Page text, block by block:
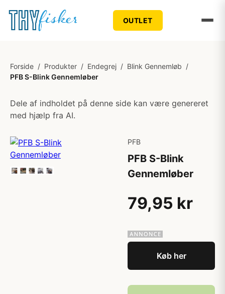
OUTLET
Forside / Produkter / Endegrej / Blink Gennemløb /
PFB S-Blink Gennemløber
Dele af indholdet på denne side kan være genereret
med hjælp fra AI.
PFB
PFB S-Blink
Gennemløber
79,95 kr
Køb her